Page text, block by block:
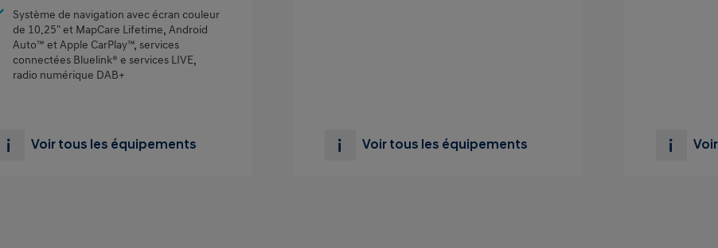
Système de navigation avec écran couleur
de 10.25" et MapCare Lifetime, Android
Auto™ et Apple CarPlay™, services
connectées Bluelink® e services LIVE,
radio numérique DAB+
Voir tous les équipements Voir tous les équipements